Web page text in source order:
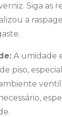
Siga as
a
A umidade
piso,